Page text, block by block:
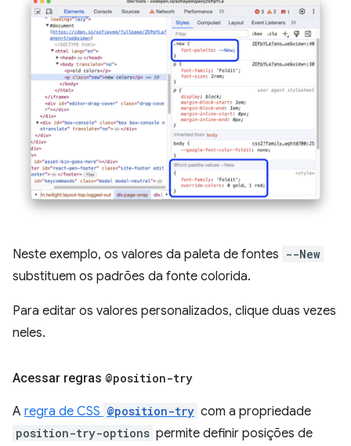
Neste exemplo, os valores da paleta de fontes --New
substituem os padrões da fonte colorida.
Para editar os valores personalizados, clique duas vezes
neles.
Acessar regras @position-try
A regra de CSS @position-try com a propriedade
position-try-options permite definir posições de